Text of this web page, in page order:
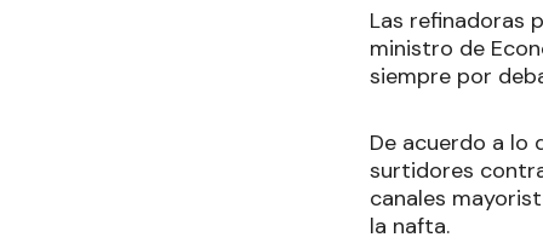
Las refinadoras
ministro de
siempre por
De acuerdo a lo
surtidores
canales
la nafta.